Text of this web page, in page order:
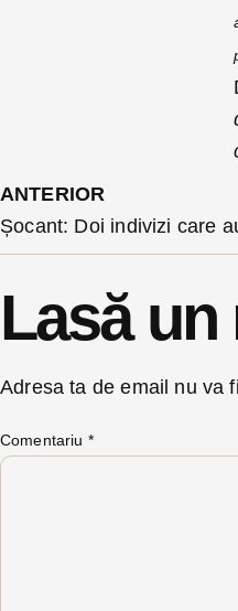
ANTERIOR
Lasă
Adresa ta de email nu va
Comentariu *